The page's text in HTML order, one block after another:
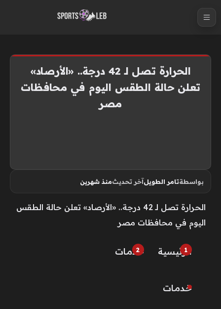
الحرارة تصل لـ 42 درجة.. «الأرصاد»
تعلن حالة الطقس اليوم في محافظات
مصر
بواسطةتامر الطويلآخر تحديثمنذ شهرين
الحرارة تصل لـ 42 درجة.. «الأرصاد» تعلن حالة الطقس
اليوم في محافظات مصر
الرئيسية خـدمـات
خـدمـات